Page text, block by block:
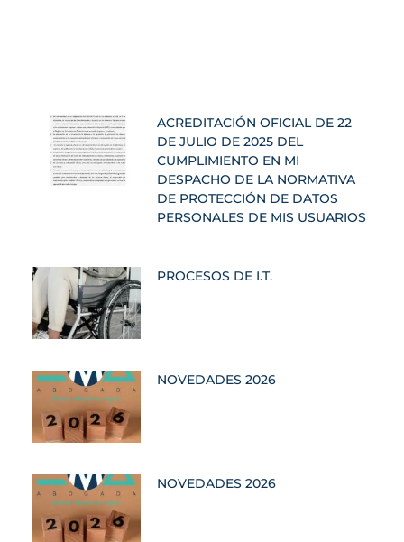
ACREDITACIÓN OFICIAL DE 22
DE JULIO DE 2025 DEL
CUMPLIMIENTO EN MI
DESPACHO DE LA NORMATIVA
DE PROTECCIÓN DE DATOS
PERSONALES DE MIS USUARIOS
PROCESOS DE I.T.
NOVEDADES 2026
NOVEDADES 2026